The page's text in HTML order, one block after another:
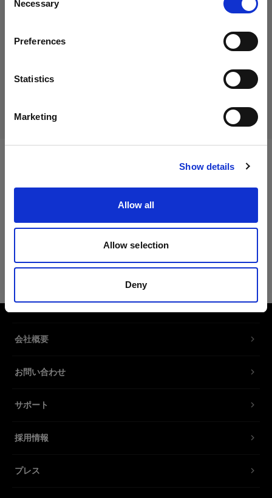
Selection
Necessary
Preferences
Statistics
Marketing
Show details
Allow all
Allow selection
Deny
Italy
サイトにアクセス
在庫あり
製品情報
OCF ソフトボックス 交換用ロッドキッ
交換用ディフューザーキット OCF
た交換用または予備のロッドが4本付属。
特長
会社概要
お問い合わせ
サポート
採用情報
プレス